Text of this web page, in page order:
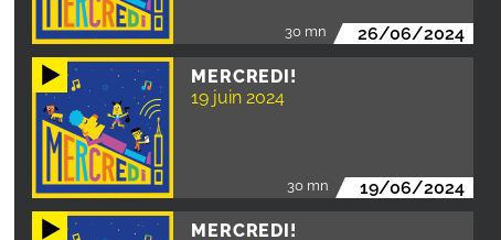
30 mn 26/06/2024
MERCREDI!
19 juin 2024
30 mn 19/06/2024
MERCREDI!